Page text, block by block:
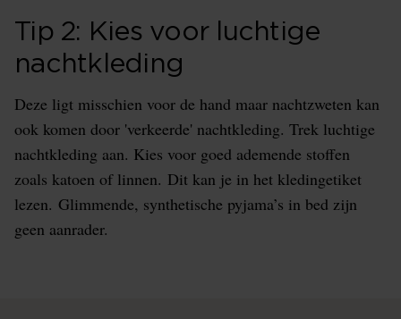
Tip 2: Kies voor luchtige
nachtkleding
Deze ligt misschien voor de hand maar nachtzweten kan
ook komen door 'verkeerde' nachtkleding. Trek luchtige
nachtkleding aan. Kies voor goed ademende stoffen
zoals katoen of linnen. Dit kan je in het kledingetiket
lezen. Glimmende, synthetische pyjama’s in bed zijn
geen aanrader.